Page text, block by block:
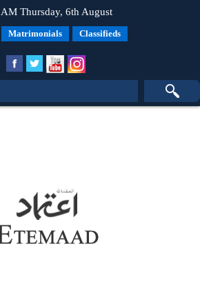
Thursday, 6th August
Matrimonials Classifieds